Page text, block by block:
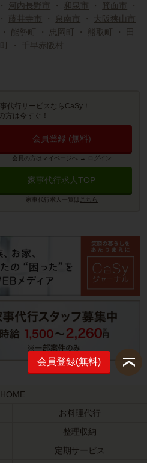
・ 河内長野市 ・ 和泉市 ・ 箕面市
・
・ 藤井寺市 ・ 泉南市 ・
大阪狭山市
・ 能勢町 ・ 忠岡町 ・ 熊取町 ・
田
・ 千早赤阪村
代行サービスならCaSy！
方は今すぐ！
会員登録 (無料)
会員の方はマイページへ → ログイン
家事代行求人TOP
家事代行求人一覧は こちら
会員登録(無料)
HOME
お料理代行
整理収納
定期サービス